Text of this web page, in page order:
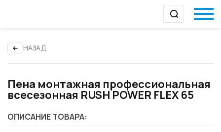
НАЗАД
Пена монтажная профессиональная
всесезонная RUSH POWER FLEX 65
ОПИСАНИЕ ТОВАРА: